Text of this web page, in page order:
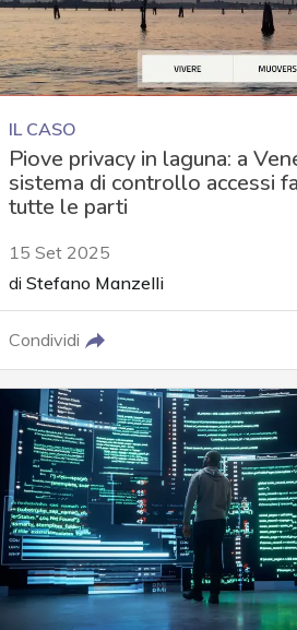
IL CASO
Piove privacy in laguna: a
sistema di controllo accessi
tutte le parti
15 Set 2025
di Stefano Manzelli
Condividi